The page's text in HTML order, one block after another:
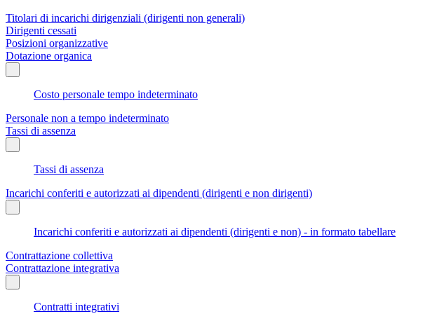
Titolari di incarichi dirigenziali (dirigenti non generali)
Dirigenti cessati
Posizioni organizzative
Dotazione organica
Costo personale tempo indeterminato
Personale non a tempo indeterminato
Tassi di assenza
Tassi di assenza
Incarichi conferiti e autorizzati ai dipendenti (dirigenti e non dirigenti)
Incarichi conferiti e autorizzati ai dipendenti (dirigenti e non) - in formato tabellare
Contrattazione collettiva
Contrattazione integrativa
Contratti integrativi